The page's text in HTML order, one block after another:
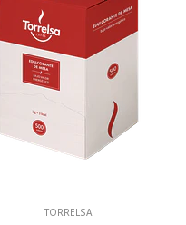
TORRELSA